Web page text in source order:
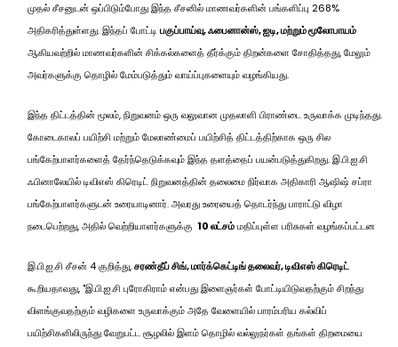
முதல் சீசனுடன் ஒப்பிடும்போது இந்த சீசனில் மாணவர்களின் பங்களிப்பு 268%
அதிகரித்துள்ளது. இந்தப் போட்டி பகுப்பாய்வு, ஃபைனான்ஸ், ஐடி, மற்றும் மூலோபாயம்
ஆகியவற்றில் மாணவர்களின் சிக்கல்களைத் தீர்க்கும் திறன்களை சோதித்தது, மேலும்
அவர்களுக்கு தொழில் மேம்படுத்தும் வாய்ப்புகளையும் வழங்கியது.
இந்த திட்டத்தின் மூலம், நிறுவனம் ஒரு வலுவான முதலாளி பிராண்டை உருவாக்க முடிந்தது.
கோடைகாலப் பயிற்சி மற்றும் மேலாண்மைப் பயிற்சித் திட்டத்திற்காக ஒரு சில
பங்கேற்பாளர்களைத் தேர்ந்தெடுக்கவும் இந்த தளத்தைப் பயன்படுத்துகிறது. இ.பி.ஐ.சி
ஃபினாலேயில் டிவிஎஸ் கிரெடிட் நிறுவனத்தின் தலைமை நிர்வாக அதிகாரி ஆஷிஷ் சப்ரா
பங்கேற்பாளர்களுடன் உரையாடினார். அவரது உரையைத் தொடர்ந்து பாராட்டு விழா
நடைபெற்றது, அதில் வெற்றியாளர்களுக்கு ₹ 10 லட்சம்மதிப்புள்ள பரிசுகள் வழங்கப்பட்டன
இ.பி.ஐ.சி சீசன் 4 குறித்து,சரண்தீப் சிங், மார்க்கெட்டிங் தலைவர், டிவிஎஸ் கிரெடிட்
கூறியதாவது, "இ.பி.ஐ.சி புரோகிராம் என்பது இளைஞர்கள் போட்டியிடுவதற்கும் சிறந்து
விளங்குவதற்கும் வழிகளை உருவாக்கும் அதே வேளையில் பாரம்பரிய கல்விப்
பயிற்சிகளிலிருந்து வேறுபட்ட சூழலில் இளம் தொழில் வல்லுநர்கள் தங்கள் திறமையை